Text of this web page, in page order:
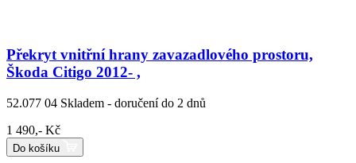
Překryt vnitřní hrany zavazadlového prostoru,
Škoda Citigo 2012- ,
52.077 04 Skladem - doručení do 2 dnů
1 490,- Kč
Do košíku